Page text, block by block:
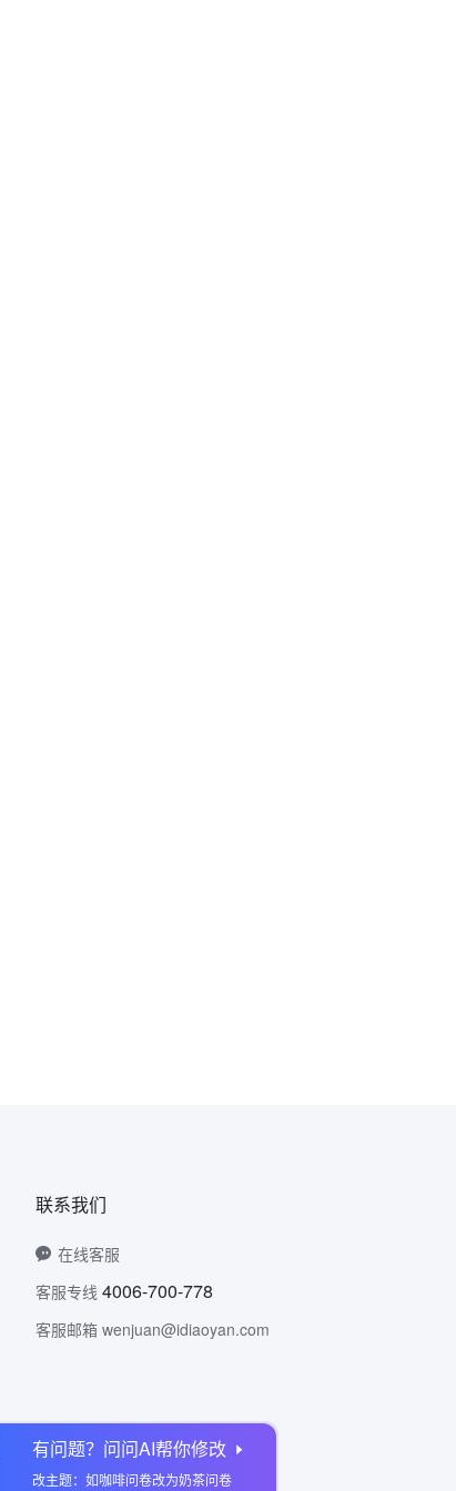
有问题？问问AI帮你修改
改主题：如咖啡问卷改为奶茶问卷
联系我们
在线客服
客服专线 4006-700-778
客服邮箱 wenjuan@idiaoyan.com
问卷网公众号